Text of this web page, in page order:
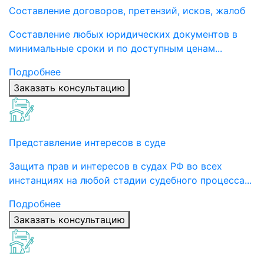
Составление договоров, претензий, исков, жалоб
Составление любых юридических документов в
минимальные сроки и по доступным ценам...
Подробнее
Заказать консультацию
Представление интересов в суде
Защита прав и интересов в судах РФ во всех
инстанциях на любой стадии судебного процесса...
Подробнее
Заказать консультацию